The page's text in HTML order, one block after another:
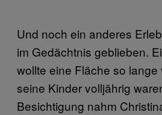
Und noch ein anderes
im Gedächtnis geblieben.
wollte eine Fläche so
seine Kinder volljährig
Besichtigung nahm